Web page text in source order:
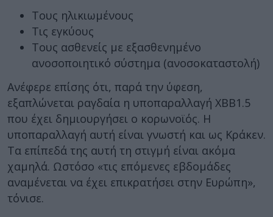
Τους ηλικιωμένους
Τις εγκύους
Τους ασθενείς με εξασθενημένο
ανοσοποιητικό σύστημα (ανοσοκαταστολή)
Ανέφερε επίσης ότι, παρά την ύφεση,
εξαπλώνεται ραγδαία η υποπαραλλαγή ΧΒΒ1.5
που έχει δημιουργήσει ο κορωνοϊός. Η
υποπαραλλαγή αυτή είναι γνωστή και ως Κράκεν.
Τα επίπεδά της αυτή τη στιγμή είναι ακόμα
χαμηλά. Ωστόσο «τις επόμενες εβδομάδες
αναμένεται να έχει επικρατήσει στην Ευρώπη»,
τόνισε.